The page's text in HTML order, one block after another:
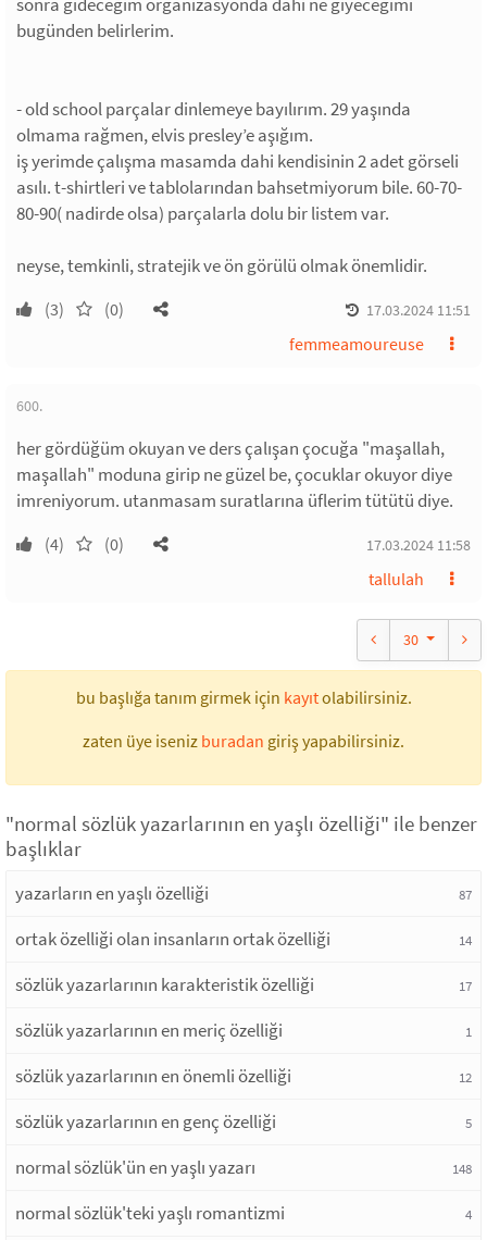
bugünden belirlerim.
- old school parçalar dinlemeye bayılırım. 29 yaşında
olmama rağmen, elvis presley’e aşığım.
iş yerimde çalışma masamda dahi kendisinin 2 adet görseli
asılı. t-shirtleri ve tablolarından bahsetmiyorum bile. 60-70-
80-90( nadirde olsa) parçalarla dolu bir listem var.
neyse, temkinli, stratejik ve ön görülü olmak önemlidir.
(3) (0) 17.03.2024 11:51
femmeamoureuse
600.
her gördüğüm okuyan ve ders çalışan çocuğa "maşallah,
maşallah" moduna girip ne güzel be, çocuklar okuyor diye
imreniyorum. utanmasam suratlarına üflerim tütütü diye.
(4) (0) 17.03.2024 11:58
tallulah
30
bu başlığa tanım girmek için kayıtolabilirsiniz.
zaten üye iseniz buradan giriş yapabilirsiniz.
"normal sözlük yazarlarının en yaşlı özelliği" ile benzer
başlıklar
yazarların en yaşlı özelliği 87
ortak özelliği olan insanların ortak özelliği 14
sözlük yazarlarının karakteristik özelliği 17
sözlük yazarlarının en meriç özelliği 1
sözlük yazarlarının en önemli özelliği 12
sözlük yazarlarının en genç özelliği 5
normal sözlük'ün en yaşlı yazarı 148
normal sözlük'teki yaşlı romantizmi 4